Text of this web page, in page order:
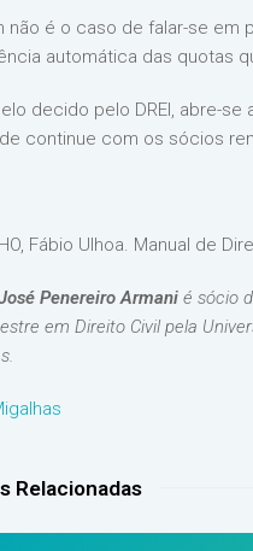
não é o caso de falar-se em
automática das quotas
decido pelo DREI, abre-
continue com os sócios
Fábio Ulhoa. Manual de
Penereiro Armani é sócio
em Direito Civil pela
Relacionadas